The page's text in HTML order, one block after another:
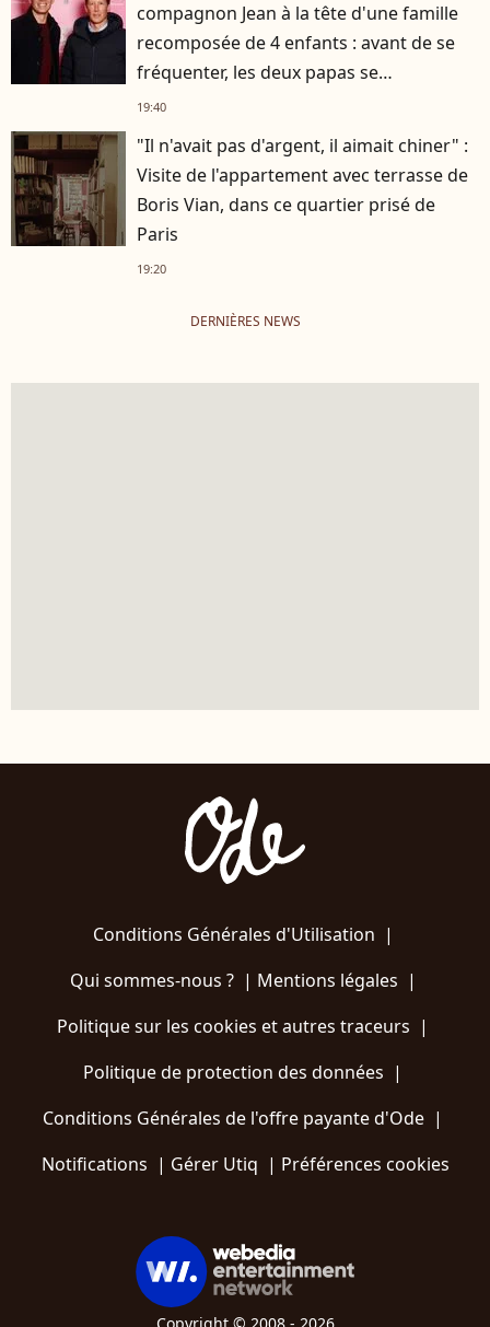
compagnon Jean à la tête d'une famille
recomposée de 4 enfants : avant de se
fréquenter, les deux papas se
connaissaient depuis des années
19:40
"Il n'avait pas d'argent, il aimait chiner" :
Visite de l'appartement avec terrasse de
Boris Vian, dans ce quartier prisé de
Paris
19:20
DERNIÈRES NEWS
Conditions Générales d'Utilisation |
Qui sommes-nous ?| Mentions légales |
Politique sur les cookies et autres traceurs |
Politique de protection des données |
Conditions Générales de l'offre payante d'Ode |
Notifications | Gérer Utiq | Préférences cookies